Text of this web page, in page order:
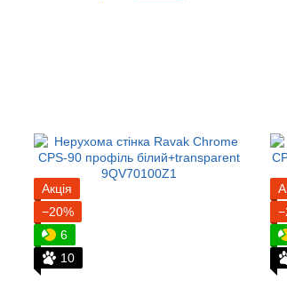
Акція
−20%
6
10